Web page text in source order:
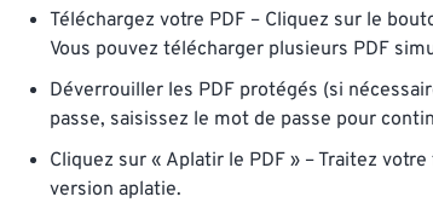
Téléchargez votre PDF – Cliquez sur le
Vous pouvez télécharger plusieurs PDF
Déverrouiller les PDF protégés (si
passe, saisissez le mot de passe pour
Cliquez sur « Aplatir le PDF » – Traitez
version aplatie.